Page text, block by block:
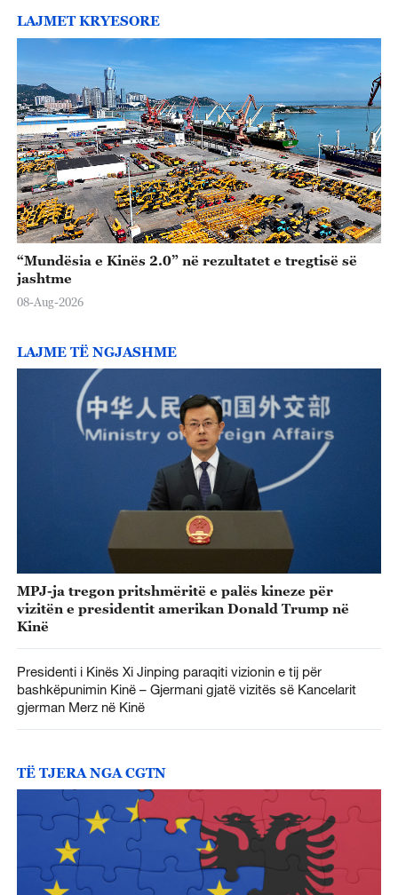
LAJMET KRYESORE
“Mundësia e Kinës 2.0” në rezultatet e tregtisë së
jashtme
08-Aug-2026
LAJME TË NGJASHME
MPJ-ja tregon pritshmëritë e palës kineze për
vizitën e presidentit amerikan Donald Trump në
Kinë
Presidenti i Kinës Xi Jinping paraqiti vizionin e tij për
bashkëpunimin Kinë – Gjermani gjatë vizitës së Kancelarit
gjerman Merz në Kinë
TË TJERA NGA CGTN